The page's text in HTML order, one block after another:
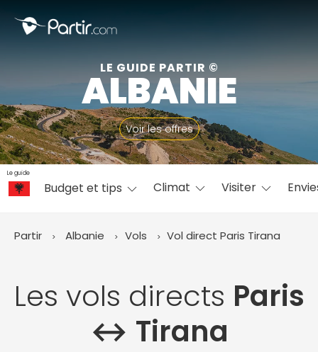
LE GUIDE PARTIR ©
ALBANIE
Voir les offres
Le guide
Budget et tips Climat Visiter
Partir Albanie Vols Vol direct Paris Tirana
Les vols directs Paris
↔︎ Tirana
📍 Destinations populaires
☀️ Où partir par mois
Juillet
Août Septembre
Octobre